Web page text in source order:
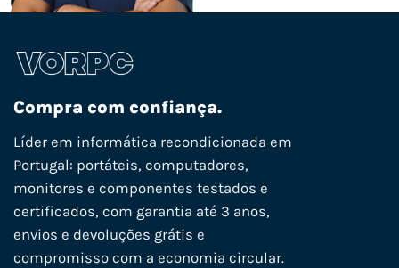
Compra com confiança.
Líder em informática recondicionada em
Portugal: portáteis, computadores,
monitores e componentes testados e
certificados, com garantia até 3 anos,
envios e devoluções grátis e
compromisso com a economia circular.